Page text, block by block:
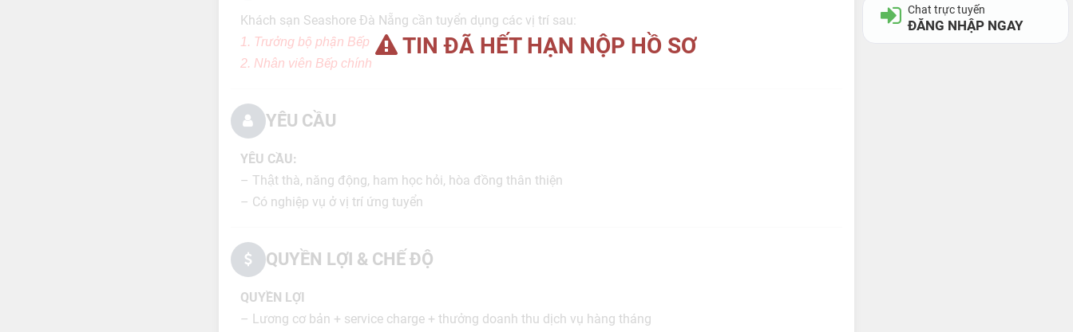
TIN ĐÃ HẾT HẠN NỘP HỒ SƠ
Khách sạn Seashore Đà Nẵng cần tuyển dụng các vị trí sau:
1. Trưởng bộ phận Bếp
2. Nhân viên Bếp chính
YÊU CẦU
YÊU CẦU:
– Thật thà, năng động, ham học hỏi, hòa đồng thân thiện
– Có nghiệp vụ ở vị trí ứng tuyển
QUYỀN LỢI & CHẾ ĐỘ
QUYỀN LỢI
– Lương cơ bản + service charge + thưởng doanh thu dịch vụ hàng tháng
Chat trực tuyến
ĐĂNG NHẬP NGAY